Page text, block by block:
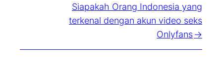
Siapakah Orang Indonesia yang
terkenal dengan akun video seks
Onlyfans